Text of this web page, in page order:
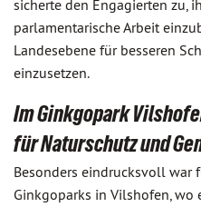
sicherte den Engagierten zu,
parlamentarische Arbeit
Landesebene für besseren
einzusetzen.
Im Ginkgopark
für Naturschutz und
Besonders eindrucksvoll war
Ginkgoparks in Vilshofen, wo